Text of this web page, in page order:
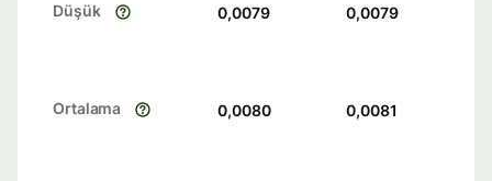
Düşük 0,0079 0,0079
Ortalama 0,0080 0,0081